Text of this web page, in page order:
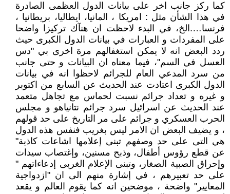
كما ركز جانب اخر على بيانات الدول العظمى الصادرة
في هذا الشأن مثل : امريكا ، المانيا، ايطاليا، بريطانيا ،
فرنسا….الخ، في البدء لاحظت ان هنآك تركيزا واضحا
على المفردات و العبارات في بيانات الدول الكبرى حيث
ردد البعض انه لا يمكن استغفالهم مرة اخرى بي "دس
العسل في السم"، فيما معناه ان البيانات و حتى جانب
من سرد المدعي العام للجرائم لاحظوا انه في بيانات
الدول الكبرى اعتادت عند الحديث عن السابع من اكتوبر
و غيره و تعداد جرائم نسبت لحماس مع تجاهل متعمد
عند الحديث عن اسرائيل سرد جرائم نتانياهو و مجلس
الحرب العسكري و جرائم على مر التاريخ على حد قولهم
، و يضيف البعض ان الامر ليس بغريب فنفس هذه الدول
هي التى على حد وصفهم تبنى إعلامها اشاعات كاذبة"
عن قطع رؤوس أطفال، وذبح مسنين، وإغتصاب سيدات
وإحراق الصبية الصغار، وتبنى الإعلام الغربى إدعاءاتهم "
على حد تعبيرهم ، في إشارة منهم الى ان "ازدواجية
المعايير" واضحة ، موضحين انه كما يقوم العالم و يقعد